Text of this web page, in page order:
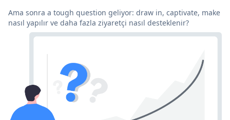
Ama sonra a tough question geliyor: draw in, captivate, make
nasıl yapılır ve daha fazla ziyaretçi nasıl desteklenir?